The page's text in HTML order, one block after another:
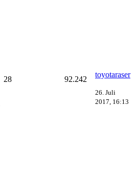
28 92.242
toyotaraser
26. Juli
2017, 16:13